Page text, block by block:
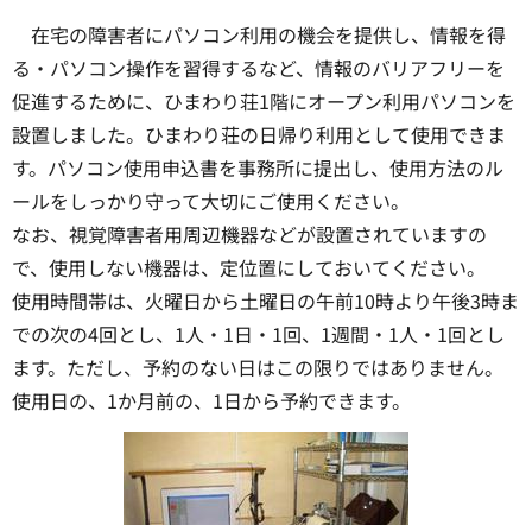
在宅の障害者にパソコン利用の機会を提供し、情報を得
る・パソコン操作を習得するなど、情報のバリアフリーを
促進するために、ひまわり荘1階にオープン利用パソコンを
設置しました。ひまわり荘の日帰り利用として使用できま
す。パソコン使用申込書を事務所に提出し、使用方法のル
ールをしっかり守って大切にご使用ください。
なお、視覚障害者用周辺機器などが設置されていますの
で、使用しない機器は、定位置にしておいてください。
使用時間帯は、火曜日から土曜日の午前10時より午後3時ま
での次の4回とし、1人・1日・1回、1週間・1人・1回とし
ます。ただし、予約のない日はこの限りではありません。
使用日の、1か月前の、1日から予約できます。